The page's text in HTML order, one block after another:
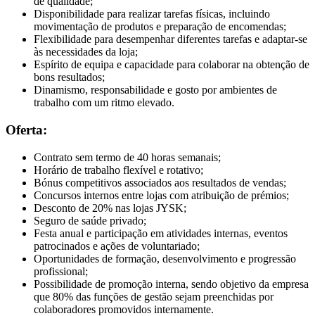
Disponibilidade para realizar tarefas físicas, incluindo
movimentação de produtos e preparação de encomendas;
Flexibilidade para desempenhar diferentes tarefas e adaptar-se
às necessidades da loja;
Espírito de equipa e capacidade para colaborar na obtenção de
bons resultados;
Dinamismo, responsabilidade e gosto por ambientes de
trabalho com um ritmo elevado.
Oferta:
Contrato sem termo de 40 horas semanais;
Horário de trabalho flexível e rotativo;
Bónus competitivos associados aos resultados de vendas;
Concursos internos entre lojas com atribuição de prémios;
Desconto de 20% nas lojas JYSK;
Seguro de saúde privado;
Festa anual e participação em atividades internas, eventos
patrocinados e ações de voluntariado;
Oportunidades de formação, desenvolvimento e progressão
profissional;
Possibilidade de promoção interna, sendo objetivo da empresa
que 80% das funções de gestão sejam preenchidas por
colaboradores promovidos internamente.